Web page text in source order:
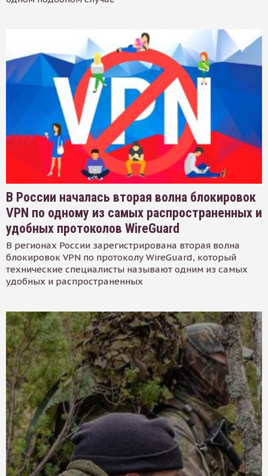
В России началась вторая волна блокировок
VPN по одному из самых распространенных и
удобных протоколов WireGuard
В регионах России зарегистрирована вторая волна
блокировок VPN по протоколу WireGuard, который
технические специалисты называют одним из самых
удобных и распространенных